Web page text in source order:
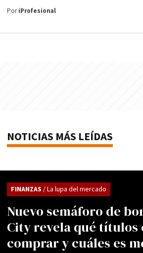
PoriProfesional
NOTICIAS MÁS LEÍDAS
Nuevo semáforo de
City revela qué títulos
comprar y cuáles es
FINANZAS / La lupa del mercado